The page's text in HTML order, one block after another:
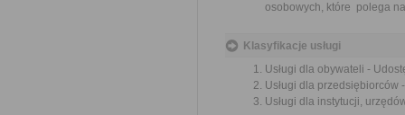
osobowych, które polega
Klasyfikacje usługi
Usługi dla obywateli -
Usługi dla
Usługi dla instytucji,